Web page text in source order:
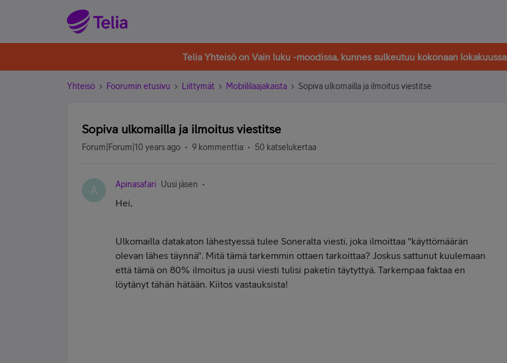
Telia Yhteisö on Vain luku -moodissa, kunnes sulkeutuu kokonaan lokakuussa
Yhteisö Foorumin etusivu Liittymät Mobiililaajakaista Sopiva ulkomailla ja ilmoitus viestitse
Sopiva ulkomailla ja ilmoitus viestitse
Forum|Forum|10 years ago 9 kommenttia 50 katselukertaa
A Apinasafari Uusi jäsen
Hei,
Ulkomailla datakaton lähestyessä tulee Soneralta viesti, joka ilmoittaa "käyttömäärän
olevan lähes täynnä". Mitä tämä tarkemmin ottaen tarkoittaa? Joskus sattunut kuulemaan
että tämä on 80% ilmoitus ja uusi viesti tulisi paketin täytyttyä. Tarkempaa faktaa en
löytänyt tähän hätään. Kiitos vastauksista!